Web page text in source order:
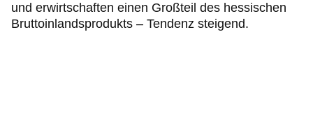
und erwirtschaften einen Großteil des hessischen
Bruttoinlandsprodukts – Tendenz steigend.